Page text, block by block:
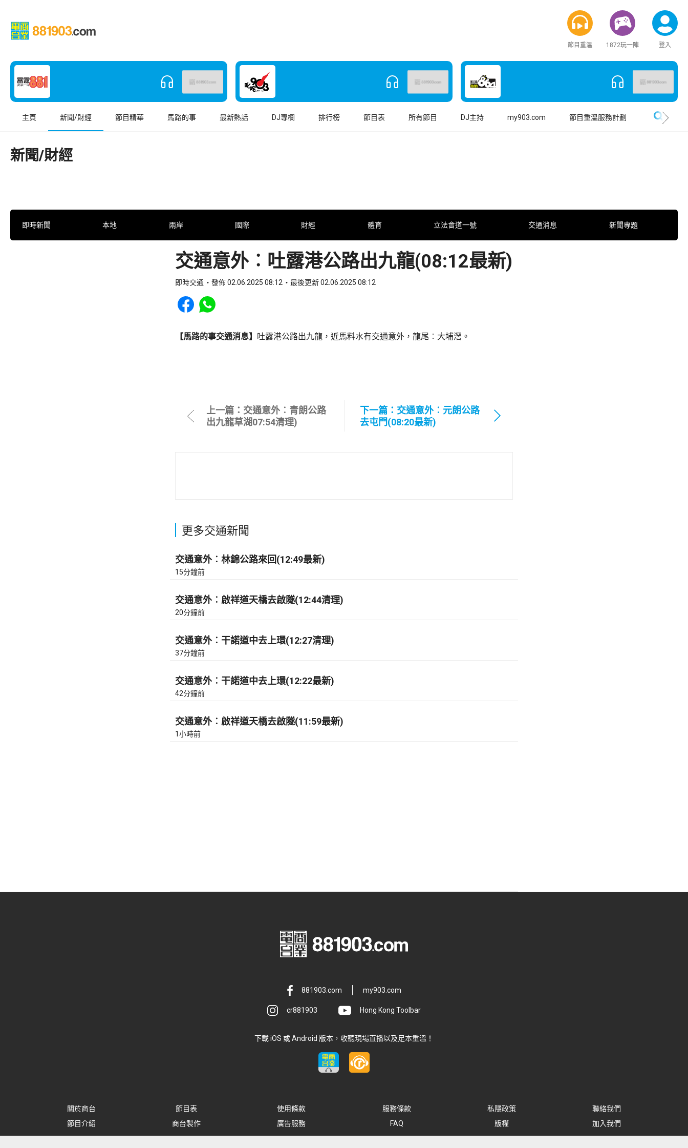
節目重溫 1872玩一陣 登入
主頁 新聞/財經 節目精華 馬路的事 最新熱話 DJ專欄 排行榜 節目表 所有節目 DJ主持 my903.com 節目重溫服務計劃
新聞/財經
即時新聞 本地 兩岸 國際 財經 體育 立法會道一號 交通消息 新聞專題
交通意外︰吐露港公路出九龍(08:12最新)
即時交通 發佈 02.06.2025 08:12 最後更新 02.06.2025 08:12
Share to Facebook
Share to WhatsApp
【馬路的事交通消息】 吐露港公路出九龍，近馬料水有交通意外，龍尾︰大埔滘。
上一篇：交通意外︰青朗公路
出九龍草湖07:54清理)
下一篇：交通意外︰元朗公路
去屯門(08:20最新)
更多交通新聞
交通意外︰林錦公路來回(12:49最新)
15分鐘前
交通意外︰啟祥道天橋去啟隧(12:44清理)
20分鐘前
交通意外︰干諾道中去上環(12:27清理)
37分鐘前
交通意外︰干諾道中去上環(12:22最新)
42分鐘前
交通意外︰啟祥道天橋去啟隧(11:59最新)
1小時前
881903.com my903.com
cr881903 Hong Kong Toolbar
下載 iOS 或 Android 版本，收聽現場直播以及足本重溫！
關於商台 節目表 使用條款 服務條款 私隱政策
聯絡我們
節目介紹
商台製作 廣告服務 FAQ 版權 加入我們